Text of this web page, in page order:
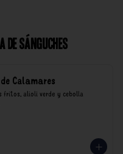
de Sánguches
Calamares
fritos, alioli verde y cebolla